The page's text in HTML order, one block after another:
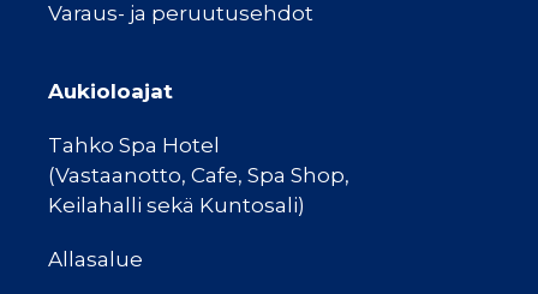
Varaus- ja peruutusehdot
Aukioloajat
Tahko Spa Hotel
(Vastaanotto, Cafe, Spa Shop,
Keilahalli sekä Kuntosali)
Allasalue